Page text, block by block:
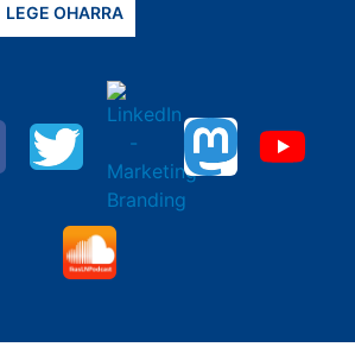
LEGE OHARRA